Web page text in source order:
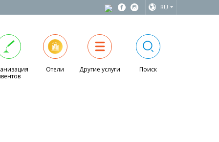
RU
Отели Другие услуги Поиск